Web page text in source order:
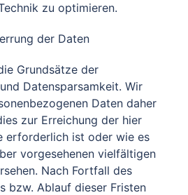
zu optimieren.
der Daten
Grundsätze der
Datensparsamkeit. Wir
Daten daher
zur Erreichung der hier
erforderlich ist oder wie es
vorgesehenen vielfältigen
Nach Fortfall des
bzw. Ablauf dieser Fristen